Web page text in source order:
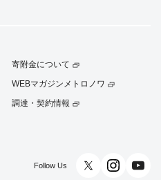
寄附金について
WEBマガジンメトロノワ
調達・契約情報
Follow Us